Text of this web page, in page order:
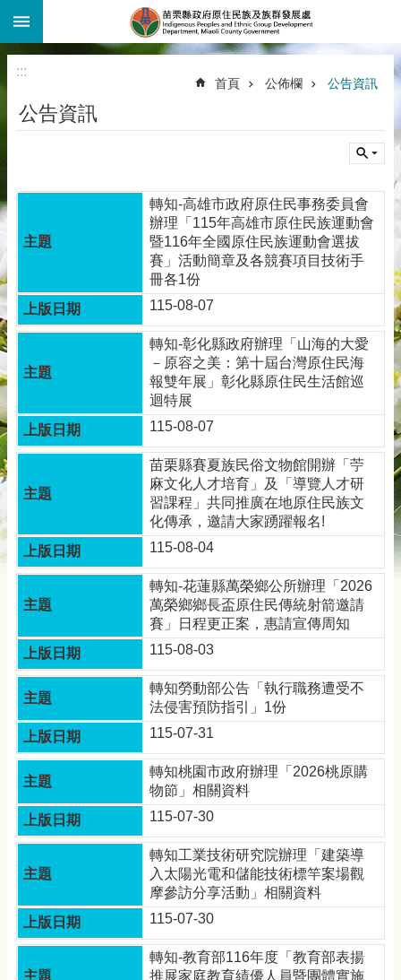
跳到主要內容區塊
:::
首頁 公佈欄 公告資訊
公告資訊
轉知-高雄市政府原住民事務委員會
辦理「115年高雄市原住民族運動會
暨116年全國原住民族運動會選拔
賽」活動簡章及各競賽項目技術手
冊各1份
115-08-07
轉知-彰化縣政府辦理「山海的大愛
－原容之美：第十屆台灣原住民海
報雙年展」彰化縣原住民生活館巡
迴特展
115-08-07
苗栗縣賽夏族民俗文物館開辦「苧
麻文化人才培育」及「導覽人才研
習課程」共同推廣在地原住民族文
化傳承，邀請大家踴躍報名!
115-08-04
轉知-花蓮縣萬榮鄉公所辦理「2026
萬榮鄉鄉長盃原住民傳統射箭邀請
賽」日程更正案，惠請宣傳周知
115-08-03
轉知勞動部公告「執行職務遭受不
法侵害預防指引」1份
115-07-31
轉知桃園市政府辦理「2026桃原購
物節」相關資料
115-07-30
轉知工業技術研究院辦理「建築導
入太陽光電和儲能技術標竿案場觀
摩參訪分享活動」相關資料
115-07-30
轉知-教育部116年度「教育部表揚
推展家庭教育績優人員暨團體實施